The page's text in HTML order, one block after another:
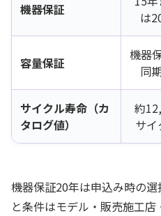
機器保証
は
容量保証
機器
同
サイクル寿命（カ
タログ値）
約
サイ
機器保証20年は申込み時の
と条件はモデル・販売施工